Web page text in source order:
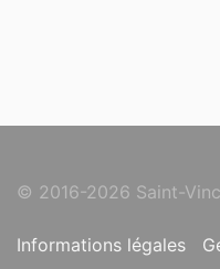
© 2016-2026 Saint-
Informations légales